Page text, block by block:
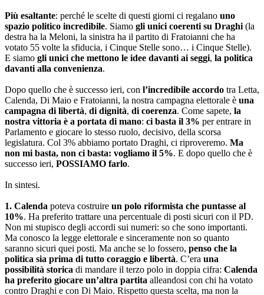
Più esaltante: perché le scelte di questi giorni ci regalano uno
spazio politico incredibile. Siamo gli unici coerenti su Draghi (la
destra ha la Meloni, la sinistra ha il partito di Fratoianni che ha
votato 55 volte la sfiducia, i Cinque Stelle sono… i Cinque Stelle).
E siamo gli unici che mettono le idee davanti ai seggi, la politica
davanti alla convenienza.
Dopo quello che è successo ieri, con l’incredibile accordo tra Letta,
Calenda, Di Maio e Fratoianni, la nostra campagna elettorale è una
campagna di libertà, di dignità, di coerenza. Come sapete, la
nostra vittoria è a portata di mano: ci basta il 3% per entrare in
Parlamento e giocare lo stesso ruolo, decisivo, della scorsa
legislatura. Col 3% abbiamo portato Draghi, ci riproveremo. Ma
non mi basta, non ci basta: vogliamo il 5%. E dopo quello che è
successo ieri, POSSIAMO farlo.
In sintesi.
1. Calenda poteva costruire un polo riformista che puntasse al
10%. Ha preferito trattare una percentuale di posti sicuri con il PD.
Non mi stupisco degli accordi sui numeri: so che sono importanti.
Ma conosco la legge elettorale e sinceramente non so quanto
saranno sicuri quei posti. Ma anche se lo fossero, penso che la
politica sia prima di tutto coraggio e libertà. C’era una
possibilità storica di mandare il terzo polo in doppia cifra: Calenda
ha preferito giocare un’altra partita alleandosi con chi ha votato
contro Draghi e con Di Maio. Rispetto questa scelta, ma non la